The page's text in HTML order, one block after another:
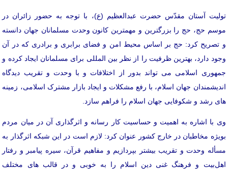
تولیت آستان مقدّس حضرت عبدالعظیم (ع)، با توجه به حضور زائران در
موسم حج، حج را بزرگترین و مهمترین کانون وحدت مسلمانان جهان دانسته
و تصریح کرد: حج بر اساس محیط امن و فضای برابری و برادری که در آن
وجود دارد، بهترین ظرفیت را از نظر بین المللی برای مسلمانان ایجاد کرده و
جمهوری اسلامی می تواند بدور از اختلافات و با وحدت و تقریب دیدگاه
اندیشمندان جهان اسلام، با رفع مشکلات و ایجاد بازار مشترک اسلامی، زمینه
های رشد و شکوفایی جهان اسلام را فراهم سازد.
وی با اشاره به اهمیت و حساسیت کار رسانه و اثرگذاری آن در میان مردم
بویژه مخاطبان در خارج کشور عنوان کرد: لازم است در این شبکه اثرگذار به
مسأله وحدت و تقریب بیشتر بپردازیم و مفاهیم قرآن، سیره پیامبر و رفتار
اهل‌بیت و فرهنگ غنی دین اسلام را به خوبی و در قالب های مختلف